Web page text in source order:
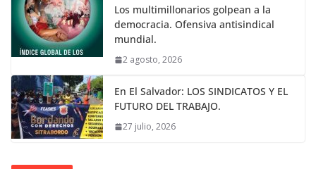
Los multimillonarios golpean a la
democracia. Ofensiva antisindical
mundial.
2 agosto, 2026
En El Salvador: LOS SINDICATOS Y EL
FUTURO DEL TRABAJO.
27 julio, 2026